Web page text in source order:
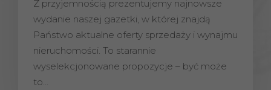
Z przyjemnością prezentujemy najnowsze
wydanie naszej gazetki, w której znajdą
Państwo aktualne oferty sprzedaży i wynajmu
nieruchomości. To starannie
wyselekcjonowane propozycje – być może
to…